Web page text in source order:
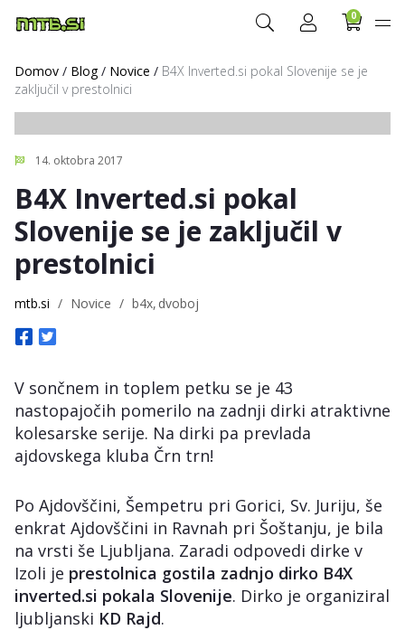
0
Domov / Blog/ Novice / B4X Inverted.si pokal Slovenije se je
zaključil v prestolnici
14. oktobra 2017
B4X Inverted.si pokal
Slovenije se je zaključil v
prestolnici
mtb.si / Novice / b4x dvoboj
V sončnem in toplem petku se je 43
nastopajočih pomerilo na zadnji dirki atraktivne
kolesarske serije. Na dirki pa prevlada
ajdovskega kluba Črn trn!
Po Ajdovščini, Šempetru pri Gorici, Sv. Juriju, še
enkrat Ajdovščini in Ravnah pri Šoštanju, je bila
na vrsti še Ljubljana. Zaradi odpovedi dirke v
Izoli je prestolnica gostila zadnjo dirko B4X
inverted.si pokala Slovenije. Dirko je organiziral
ljubljanski KD Rajd.